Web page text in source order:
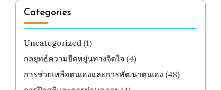
Categories
Uncategorized (1)
กลยุทธ์ความยืดหยุ่นทางจิตใจ (4)
การช่วยเหลือตนเองและการพัฒนาตนเอง (48)